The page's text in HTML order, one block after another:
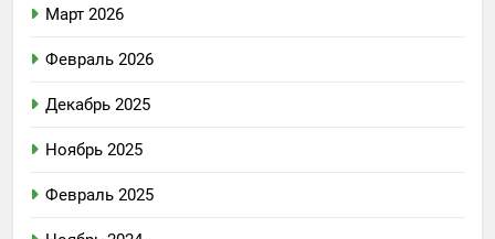
Март 2026
Февраль 2026
Декабрь 2025
Ноябрь 2025
Февраль 2025